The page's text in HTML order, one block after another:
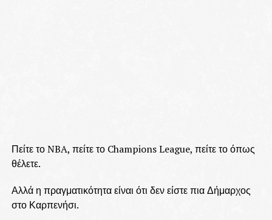
Πείτε το NBA, πείτε το Champions League, πείτε το όπως
θέλετε.
Αλλά η πραγματικότητα είναι ότι δεν είστε πια Δήμαρχος
στο Καρπενήσι.